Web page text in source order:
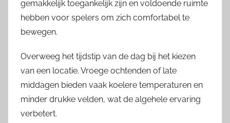
gemakkelijk toegankelijk zijn en voldoende ruimte
hebben voor spelers om zich comfortabel te
bewegen.
Overweeg het tijdstip van de dag bij het kiezen
van een locatie. Vroege ochtenden of late
middagen bieden vaak koelere temperaturen en
minder drukke velden, wat de algehele ervaring
verbetert.